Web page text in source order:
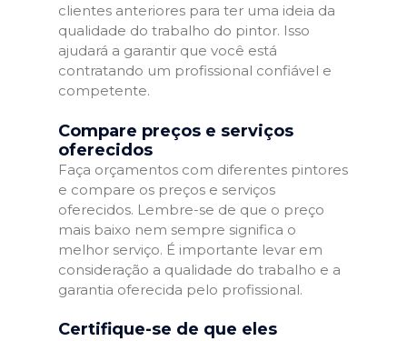
clientes anteriores para ter uma ideia da
qualidade do trabalho do pintor. Isso
ajudará a garantir que você está
contratando um profissional confiável e
competente.
Compare preços e serviços
oferecidos
Faça orçamentos com diferentes pintores
e compare os preços e serviços
oferecidos. Lembre-se de que o preço
mais baixo nem sempre significa o
melhor serviço. É importante levar em
consideração a qualidade do trabalho e a
garantia oferecida pelo profissional.
Certifique-se de que eles